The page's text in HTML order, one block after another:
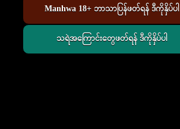
Manhwa 18+ ဘာသာပြန်ဖတ်ရန် ဒီကိုနှိပ်ပါ
သရဲအကြောင်းတွေဖတ်ရန် ဒီကိုနှိပ်ပါ